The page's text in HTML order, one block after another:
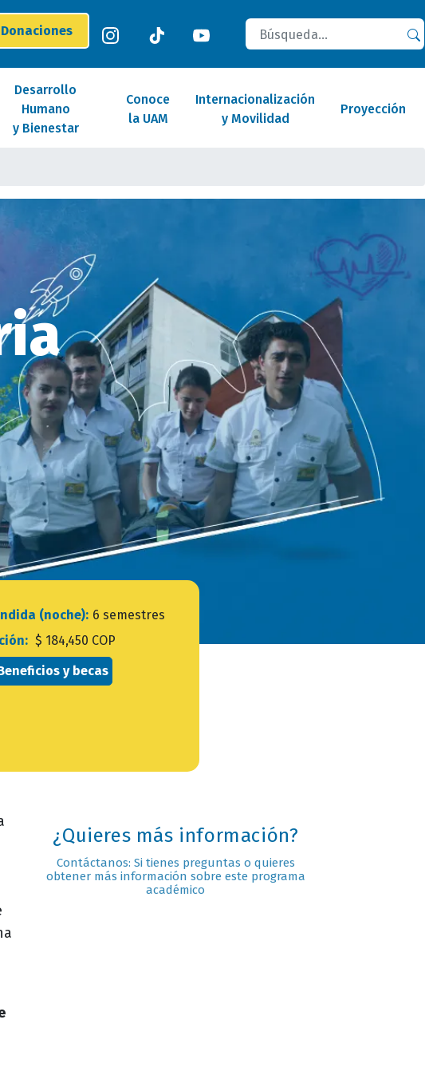
Donaciones
Buscar
Desarrollo
Humano
y Bienestar
Conoce
la UAM
Internacionalización
y Movilidad
Proyección
(noche):6 semestres
$ 184,450 COP
y becas
¿Quieres más información?
Contáctanos: Si tienes preguntas o quieres
obtener más información sobre este programa
académico